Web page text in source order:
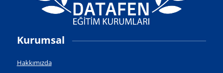
Kurumsal
Hakkımızda